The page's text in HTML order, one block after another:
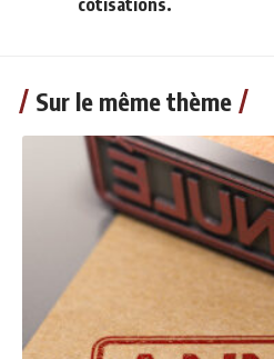
cotisations.
Sur le même thème